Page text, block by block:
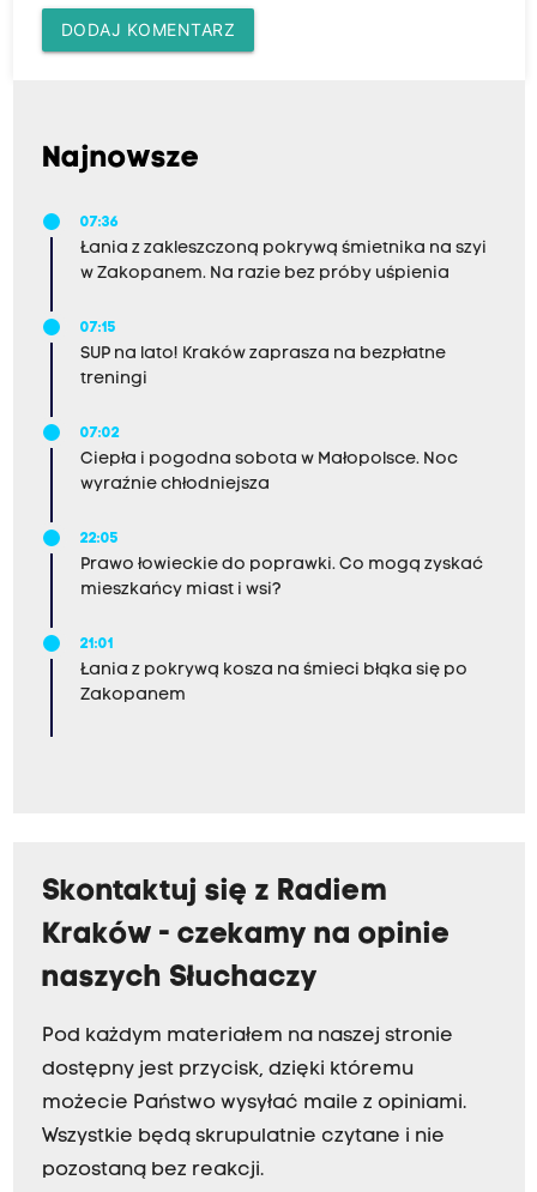
DODAJ KOMENTARZ
Najnowsze
07:36
Łania z zakleszczoną pokrywą śmietnika na szyi
w Zakopanem. Na razie bez próby uśpienia
07:15
SUP na lato! Kraków zaprasza na bezpłatne
treningi
07:02
Ciepła i pogodna sobota w Małopolsce. Noc
wyraźnie chłodniejsza
22:05
Prawo łowieckie do poprawki. Co mogą zyskać
mieszkańcy miast i wsi?
21:01
Łania z pokrywą kosza na śmieci błąka się po
Zakopanem
Skontaktuj się z Radiem
Kraków - czekamy na opinie
naszych Słuchaczy
Pod każdym materiałem na naszej stronie
dostępny jest przycisk, dzięki któremu
możecie Państwo wysyłać maile z opiniami.
Wszystkie będą skrupulatnie czytane i nie
pozostaną bez reakcji.